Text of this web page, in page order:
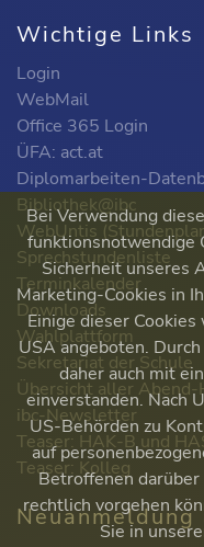
Wichtige Links
Login
WebMail
Office 365 Login
ÜFA: act.at
Diplomarbeiten-
Bibliothek@ibc
WebUntis
Sprechstundenliste
Terminkalender
Downloads
Wahlplattform
Sekretariat der Schule
Übersicht aller Abend-
ibc-Newsletter
Teaser: HAK-B und
Teaser: Kolleg
Neuanmeldung
Bei Verwendung
funktionsnotwendige
Sicherheit unseres
Marketing-Cookies in
Einige dieser
USA angeboten.
daher auch mit
einverstanden. Nach
US-Behörden zu
auf
Betroffenen
rechtlich vorgehen
Sie in